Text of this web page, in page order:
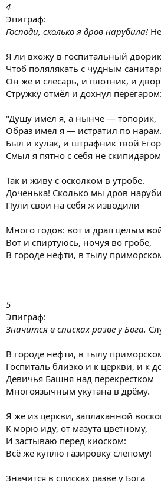
4
Эпиграф:
Господи, сколько я дров нарубила!
Я ли вхожу в госпитальный
Чтоб полялякать с чудным
Он же и слесарь, и плотник, и
Стружку отмёл и дохнул перегаром:
"Душу имел я, а нынче — топорик,
Образ имел я — истратил по нарам.
Был и кулак, и штрафник твой
Смыл я пятно с себя не
Так и живу с осколком в утробе.
Доченька! Сколько мы дров
Пули свои на себя ж изводили
Много годов: вот и драп целым
Вот и спиртуюсь, ночуя во гробе,
В городе нефти, в тылу
5
Эпиграф:
Значится в списках разве у Бога.
В городе нефти, в тылу
Госпиталь близко и к церкви, и к
Девичья Башня над перекрёстком
Многоязычным укутана в дрёму.
Я же из церкви, заплаканной
К морю иду, от мазута цветному,
И застываю перед киоском:
Всё же куплю газировку слепому!
Значится в списках разве у Бога